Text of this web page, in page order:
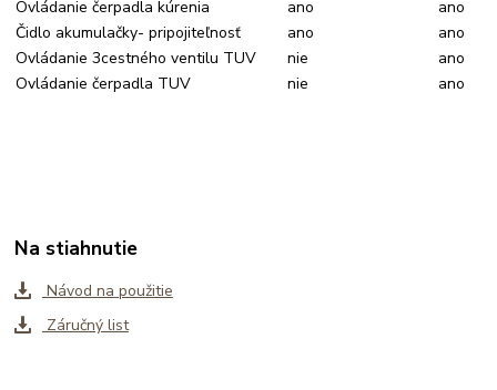
Ovládanie čerpadla kúrenia
ano
ano
Čidlo akumulačky- pripojiteľnosť
ano
ano
Ovládanie 3cestného ventilu TUV
nie
ano
Ovládanie čerpadla TUV
nie ano
Na stiahnutie
Návod na použitie
Záručný list